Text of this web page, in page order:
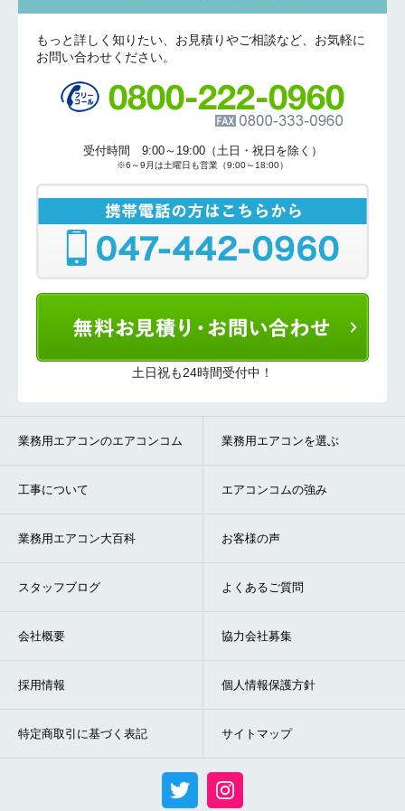
もっと詳しく知りたい、お見積りやご相談など、お気軽に
お問い合わせください。
受付時間 9:00～19:00（土日・祝日を除く）
※6～9月は土曜日も営業（9:00～18:00）
土日祝も24時間受付中！
業務用エアコンのエアコンコム 業務用エアコンを選ぶ
工事について エアコンコムの強み
業務用エアコン大百科 お客様の声
スタッフブログ よくあるご質問
会社概要 協力会社募集
採用情報 個人情報保護方針
特定商取引に基づく表記 サイトマップ